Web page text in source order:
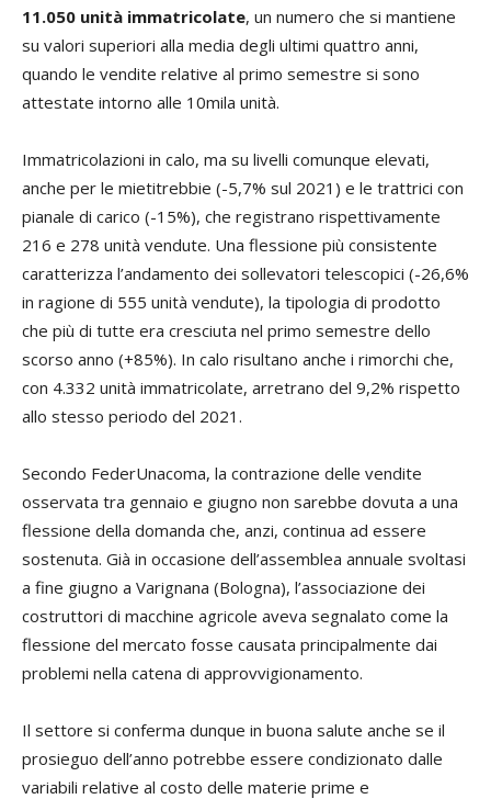
11.050 unità immatricolate, un numero che si mantiene
su valori superiori alla media degli ultimi quattro anni,
quando le vendite relative al primo semestre si sono
attestate intorno alle 10mila unità.
Immatricolazioni in calo, ma su livelli comunque elevati,
anche per le mietitrebbie (-5,7% sul 2021) e le trattrici con
pianale di carico (-15%), che registrano rispettivamente
216 e 278 unità vendute. Una flessione più consistente
caratterizza l’andamento dei sollevatori telescopici (-26,6%
in ragione di 555 unità vendute), la tipologia di prodotto
che più di tutte era cresciuta nel primo semestre dello
scorso anno (+85%). In calo risultano anche i rimorchi che,
con 4.332 unità immatricolate, arretrano del 9,2% rispetto
allo stesso periodo del 2021.
Secondo FederUnacoma, la contrazione delle vendite
osservata tra gennaio e giugno non sarebbe dovuta a una
flessione della domanda che, anzi, continua ad essere
sostenuta. Già in occasione dell’assemblea annuale svoltasi
a fine giugno a Varignana (Bologna), l’associazione dei
costruttori di macchine agricole aveva segnalato come la
flessione del mercato fosse causata principalmente dai
problemi nella catena di approvvigionamento.
Il settore si conferma dunque in buona salute anche se il
prosieguo dell’anno potrebbe essere condizionato dalle
variabili relative al costo delle materie prime e